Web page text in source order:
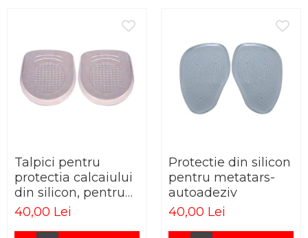
Talpici pentru
protectia calcaiului
din silicon, pentru
femei
40,00 Lei
Protectie din silicon
pentru metatars-
autoadeziv
40,00 Lei